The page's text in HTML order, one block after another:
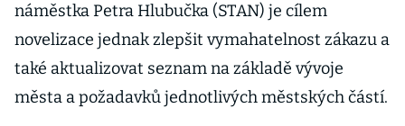
náměstka Petra Hlubučka (STAN) je cílem
novelizace jednak zlepšit vymahatelnost zákazu a
také aktualizovat seznam na základě vývoje
města a požadavků jednotlivých městských částí.